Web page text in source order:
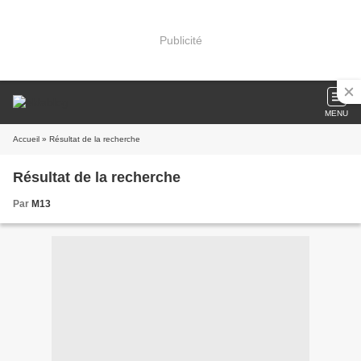
Publicité
MENU
Accueil » Résultat de la recherche
Résultat de la recherche
Par M13